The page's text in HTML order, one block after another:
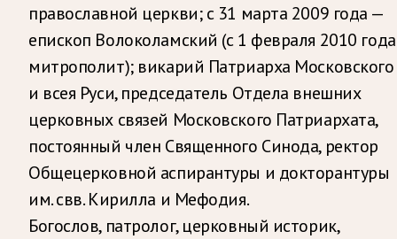
православной церкви; c 31 марта 2009 года —
епископ Волоколамский (с 1 февраля 2010 года
митрополит); викарий Патриарха Московского
и всея Руси, председатель Отдела внешних
церковных связей Московского Патриархата,
постоянный член Священного Синода, ректор
Общецерковной аспирантуры и докторантуры
им. свв. Кирилла и Мефодия.
Богослов, патролог, церковный историк,